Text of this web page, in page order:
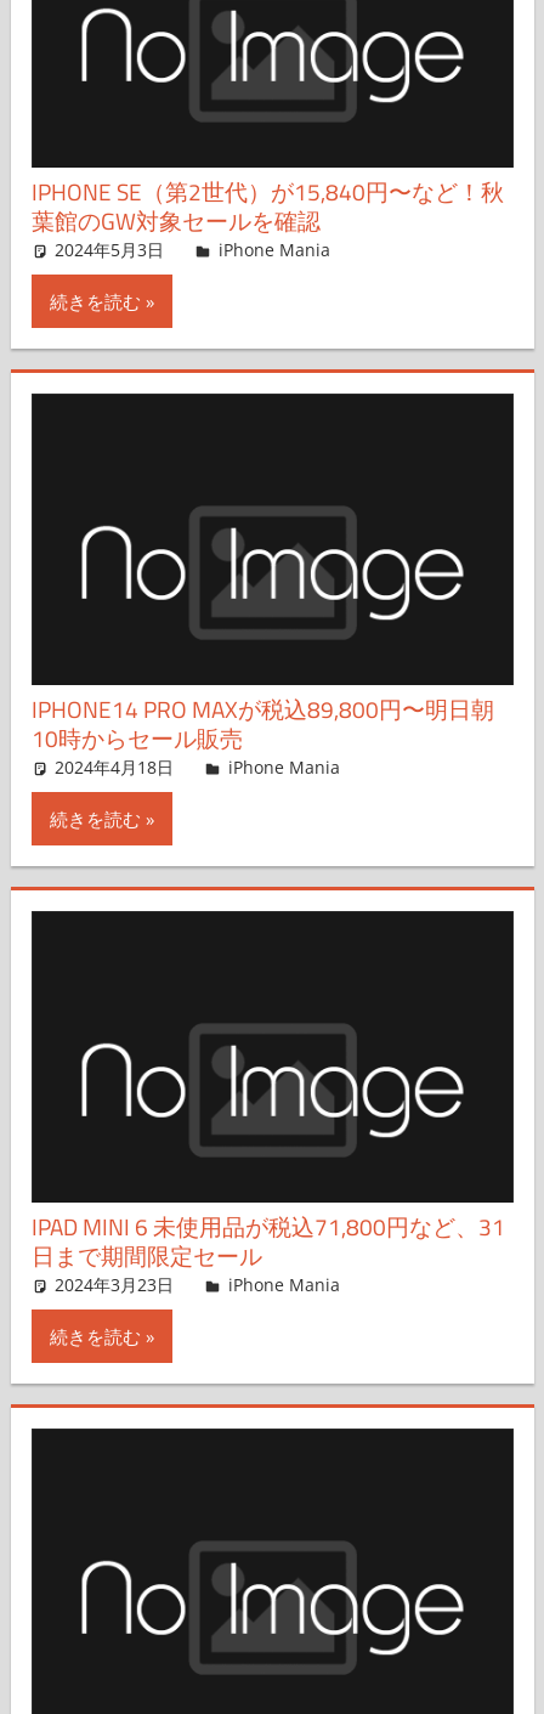
IPHONE SE（第2世代）が15,840円〜など！秋
葉館のGW対象セールを確認
2024年5月3日 FT729
iPhone Mania
続きを読む
IPHONE14 PRO MAXが税込89,800円〜明日朝
10時からセール販売
2024年4月18日 FT729
iPhone Mania
続きを読む
IPAD MINI 6 未使用品が税込71,800円など、31
日まで期間限定セール
2024年3月23日 FT729
iPhone Mania
続きを読む